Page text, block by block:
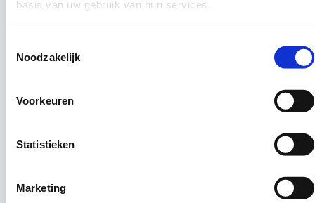
basis van uw gebruik van hun services.
Noodzakelijk
Voorkeuren
Statistieken
Marketing